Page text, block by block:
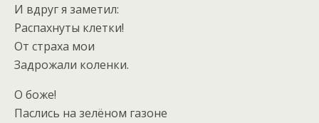
И вдруг я заметил:
Распахнуты клетки!
От страха мои
Задрожали коленки.
О боже!
Паслись на зелёном газоне